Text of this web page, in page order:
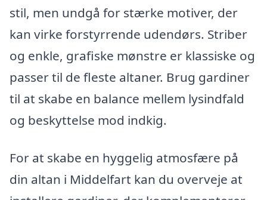
stil, men undgå for stærke motiver, der
kan virke forstyrrende udendørs. Striber
og enkle, grafiske mønstre er klassiske og
passer til de fleste altaner. Brug gardiner
til at skabe en balance mellem lysindfald
og beskyttelse mod indkig.
For at skabe en hyggelig atmosfære på
din altan i Middelfart kan du overveje at